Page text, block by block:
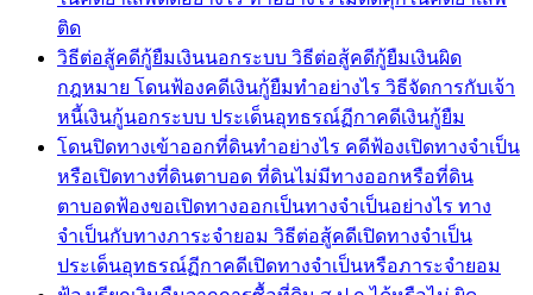
ติด
วิธีต่อสู้คดีกู้ยืมเงินนอกระบบ วิธีต่อสู้คดีกู้ยืมเงินผิด
กฎหมาย โดนฟ้องคดีเงินกู้ยืมทำอย่างไร วิธีจัดการกับเจ้า
หนี้เงินกู้นอกระบบ ประเด็นอุทธรณ์ฏีกาคดีเงินกู้ยืม
โดนปิดทางเข้าออกที่ดินทำอย่างไร คดีฟ้องเปิดทางจำเป็น
หรือเปิดทางที่ดินตาบอด ที่ดินไม่มีทางออกหรือที่ดิน
ตาบอดฟ้องขอเปิดทางออกเป็นทางจำเป็นอย่างไร ทาง
จำเป็นกับทางภาระจำยอม วิธีต่อสู้คดีเปิดทางจำเป็น
ประเด็นอุทธรณ์ฏีกาคดีเปิดทางจำเป็นหรือภาระจำยอม